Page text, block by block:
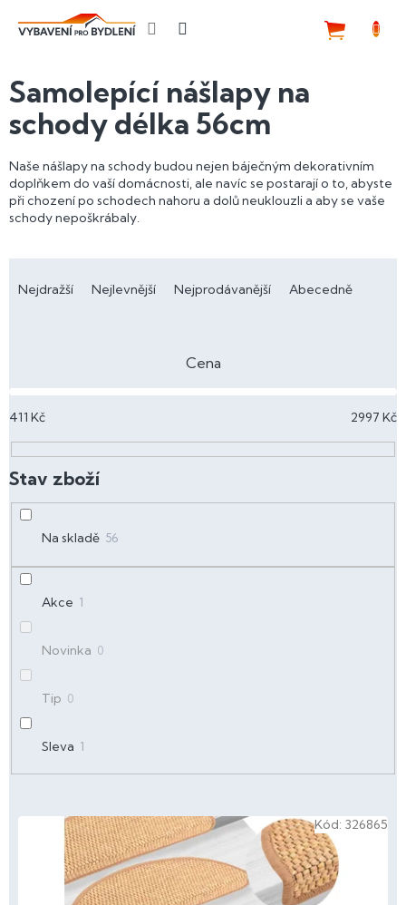
Samolepící nášlapy na
schody délka 56cm
Naše nášlapy na schody budou nejen báječným dekorativním
doplňkem do vaší domácnosti, ale navíc se postarají o to, abyste
při chození po schodech nahoru a dolů neuklouzli a aby se vaše
schody nepoškrábaly.
a
í
r
o
d
u
k
ů
Nejdražší Nejlevnější Nejprodávanější Abecedně
Cena
411 Kč 2997 Kč
Na skladě 56
Akce 1
Novinka 0
Tip 0
Sleva 1
V
Kód: 326865